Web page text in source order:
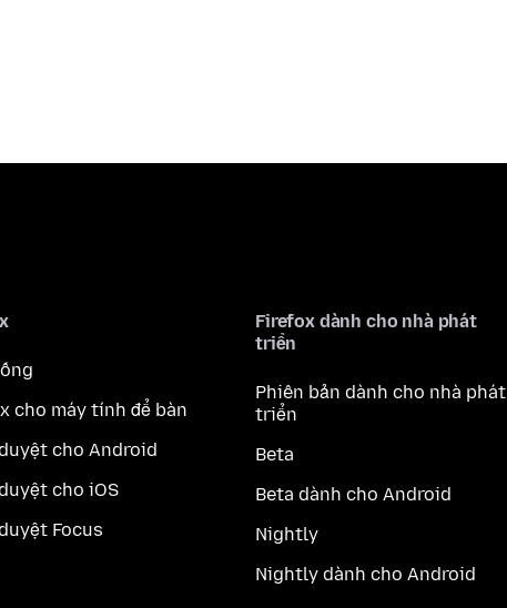
cho máy tính để bàn
cho Android
cho iOS
Focus
Firefox dành cho nhà phát
triển
Phiên bản dành cho nhà phát
triển
Beta
Beta dành cho Android
Nightly
Nightly dành cho Android